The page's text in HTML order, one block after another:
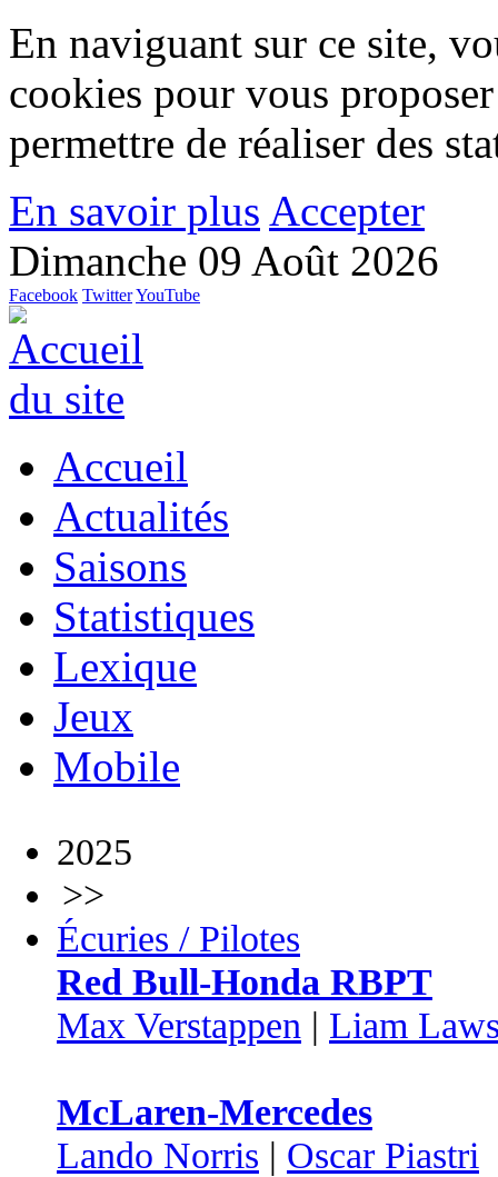
En naviguant sur ce site,
cookies pour vous
permettre de réaliser des
En savoir plus Accepter
Dimanche 09 Août 2026
Facebook TwitterYouTube
Accueil
Actualités
Saisons
Statistiques
Lexique
Jeux
Mobile
2025
>>
Écuries / Pilotes
Red Bull-Honda RBPT
Max Verstappen | Liam
McLaren-Mercedes
Lando Norris | Oscar Piastri